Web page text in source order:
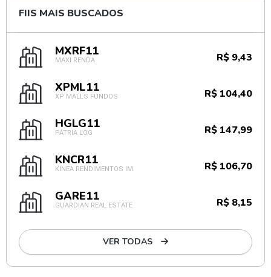
FIIS MAIS BUSCADOS
MXRF11
MAXI RENDA R$ 9,43
XPML11
XP MALLS FUNDOS R$ 104,40
HGLG11
PÁTRIA LOG R$ 147,99
KNCR11
KINEA RENDIMENTOS IM R$ 106,70
GARE11
GUARDIAN REAL ESTATE R$ 8,15
VER TODAS